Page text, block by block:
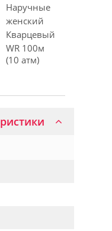
Наручные
женский
Кварцевый
WR 100м
(10 атм)